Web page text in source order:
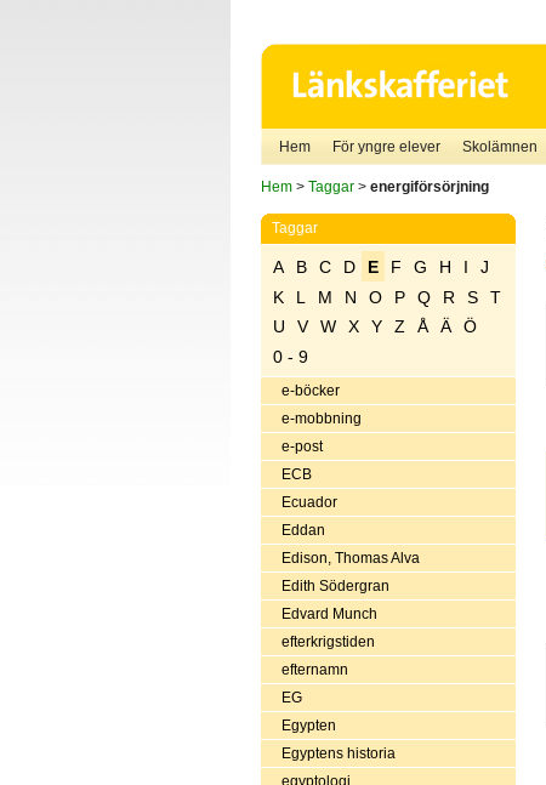
Hem För yngre elever Skolämnen
Hem> Taggar> energiförsörjning
Taggar
A B C D E F G H I
J
K
L M N O P Q R S
T
U
V W X Y Z Å Ä
Ö
0 - 9
e-böcker
e-mobbning
e-post
ECB
Ecuador
Eddan
Edison, Thomas Alva
Edith Södergran
Edvard Munch
efterkrigstiden
efternamn
EG
Egypten
Egyptens historia
egyptologi